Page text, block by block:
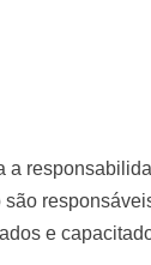
e